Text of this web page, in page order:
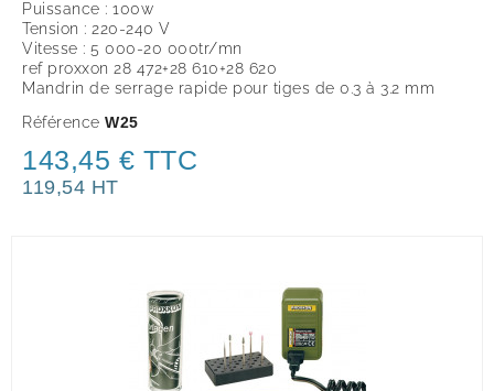
Puissance : 100w
Tension : 220-240 V
Vitesse : 5 000-20 000tr/mn
ref proxxon 28 472+28 610+28 620
Mandrin de serrage rapide pour tiges de 0.3 à 3.2 mm
Référence W25
143,45 € TTC
119,54 HT